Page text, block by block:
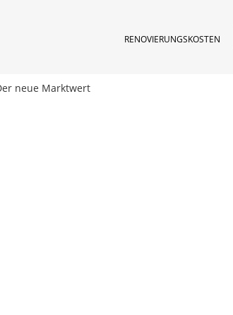
RENOVIERUNGSKOSTEN
neue Marktwert